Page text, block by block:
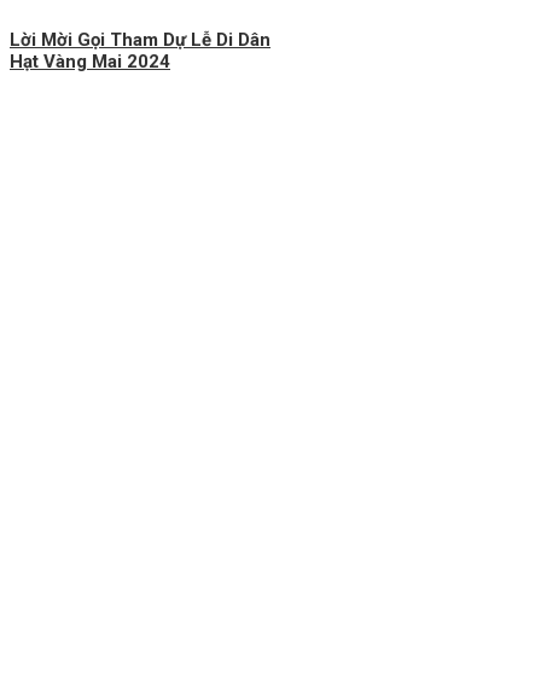
Lời Mời Gọi Tham Dự Lễ Di Dân
Hạt Vàng Mai 2024